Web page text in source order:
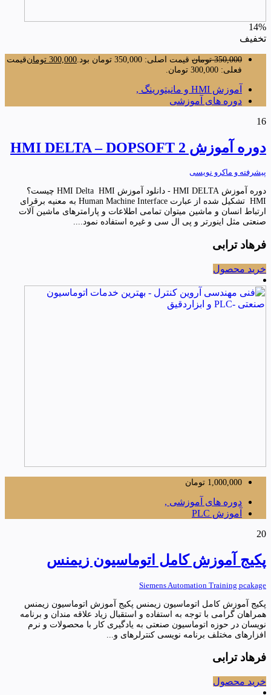
14%
تخفیف
350,000 تومان قیمت اصلی: 350,000 تومان بود. 300,000 تومانقیمت
فعلی: 300,000 تومان.
آموزش HMI و مانیتورینگ ,
دوره های آموزشی
16
دوره آموزش HMI DELTA – DOPSOFT 2
پیشرفته و ماکرو نویسی
دوره آموزش HMI DELTA - دانلود آموزش HMI Delta HMI چیست؟
HMI تشکیل شده از عبارت Human Machine Interface به معنیه برقرای
ارتباط انسان و ماشین میتوان تمامی اطلاعات و پارامترهای ماشین آلات
صنعتی مثل اینورتر و پی ال سی و غیره استفاده نمود....
فرهاد ترابی
خرید محصول
1,000,000 تومان
دوره های آموزشی ,
آموزش PLC
20
پکیج آموزش کامل اتوماسیون زیمنس
Siemens Automation Training pcakage
پکیج آموزش کامل اتوماسیون زیمنس پکیج آموزش اتوماسیون زیمنس
همراهان گرامی با توجه به استفاده و استقبال زیاد علاقه مندان و برنامه
نویسان در حوزه اتوماسیون صنعتی به یادگیری کار با محصولات و نرم
افزارهای مختلف برنامه نویسی کنترلرهای و...
فرهاد ترابی
خرید محصول